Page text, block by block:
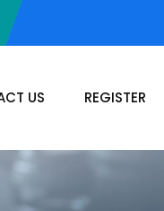
US REGISTER